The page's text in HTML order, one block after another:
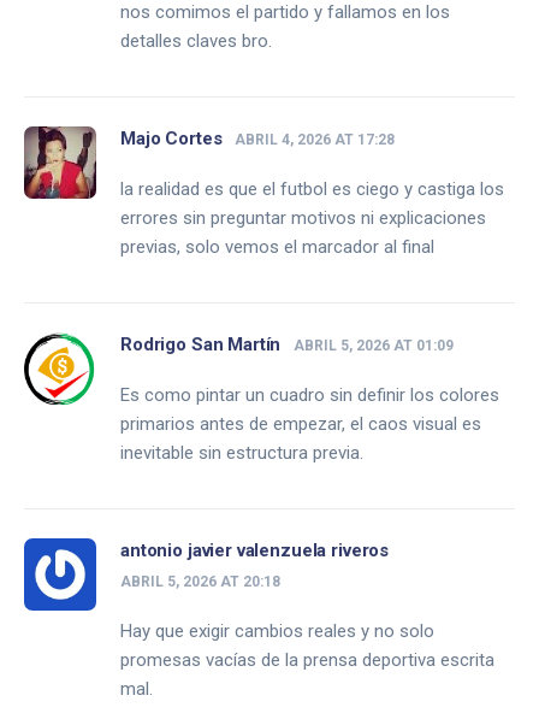
nos comimos el partido y fallamos en los
detalles claves bro.
Majo Cortes ABRIL 4, 2026 AT 17:28
la realidad es que el futbol es ciego y castiga los
errores sin preguntar motivos ni explicaciones
previas, solo vemos el marcador al final
Rodrigo San Martín ABRIL 5, 2026 AT 01:09
Es como pintar un cuadro sin definir los colores
primarios antes de empezar, el caos visual es
inevitable sin estructura previa.
antonio javier valenzuela riveros
ABRIL 5, 2026 AT 20:18
Hay que exigir cambios reales y no solo
promesas vacías de la prensa deportiva escrita
mal.